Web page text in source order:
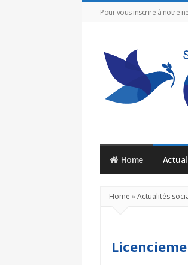
Pour vous inscrire à notre
Worldline
Home
Home »Actualités